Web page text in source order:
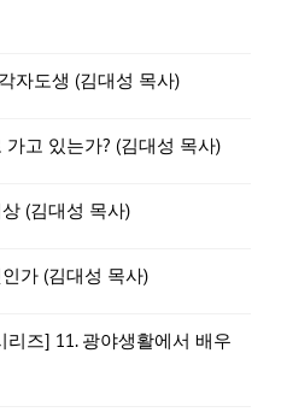
자도생 (김대성 목사)
고 있는가? (김대성 목사)
(김대성 목사)
가 (김대성 목사)
즈] 11. 광야생활에서 배우